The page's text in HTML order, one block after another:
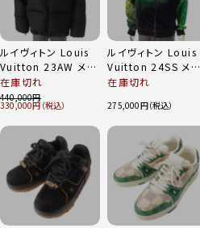
ルイヴィトン Louis
Vuitton 23AW メン
ズ オーバーサイズ パ
ッファージャケット ダ
ウン 1ABZFJ ブラッ
ク 48
在庫切れ
440,000
330,000
ルイヴィトン Louis
Vuitton 24SS メン
ズ モノグラムベルベ
ーカー 1AFB60 グリ
ーン L
在庫切れ
275,000